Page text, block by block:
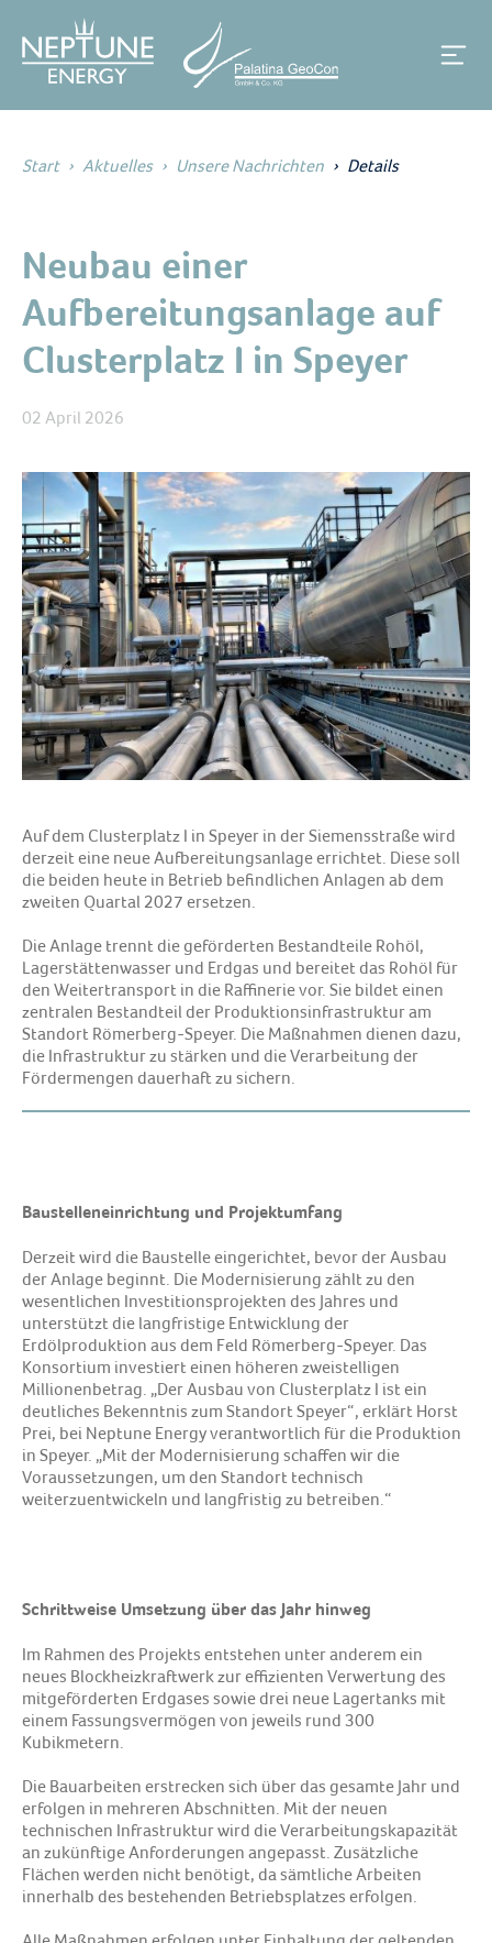
Start Aktuelles Unsere Nachrichten Details
Neubau einer
Aufbereitungsanlage auf
Clusterplatz I in Speyer
02 April 2026
Auf dem Clusterplatz I in Speyer in der Siemensstraße wird
derzeit eine neue Aufbereitungsanlage errichtet. Diese soll
die beiden heute in Betrieb befindlichen Anlagen ab dem
zweiten Quartal 2027 ersetzen.
Die Anlage trennt die geförderten Bestandteile Rohöl,
Lagerstättenwasser und Erdgas und bereitet das Rohöl für
den Weitertransport in die Raffinerie vor. Sie bildet einen
zentralen Bestandteil der Produktionsinfrastruktur am
Standort Römerberg-Speyer. Die Maßnahmen dienen dazu,
die Infrastruktur zu stärken und die Verarbeitung der
Fördermengen dauerhaft zu sichern.
Baustelleneinrichtung und Projektumfang
Derzeit wird die Baustelle eingerichtet, bevor der Ausbau
der Anlage beginnt. Die Modernisierung zählt zu den
wesentlichen Investitionsprojekten des Jahres und
unterstützt die langfristige Entwicklung der
Erdölproduktion aus dem Feld Römerberg-Speyer. Das
Konsortium investiert einen höheren zweistelligen
Millionenbetrag. „Der Ausbau von Clusterplatz I ist ein
deutliches Bekenntnis zum Standort Speyer“, erklärt Horst
Prei, bei Neptune Energy verantwortlich für die Produktion
in Speyer. „Mit der Modernisierung schaffen wir die
Voraussetzungen, um den Standort technisch
weiterzuentwickeln und langfristig zu betreiben.“
Schrittweise Umsetzung über das Jahr hinweg
Im Rahmen des Projekts entstehen unter anderem ein
neues Blockheizkraftwerk zur effizienten Verwertung des
mitgeförderten Erdgases sowie drei neue Lagertanks mit
einem Fassungsvermögen von jeweils rund 300
Kubikmetern.
Die Bauarbeiten erstrecken sich über das gesamte Jahr und
erfolgen in mehreren Abschnitten. Mit der neuen
technischen Infrastruktur wird die Verarbeitungskapazität
an zukünftige Anforderungen angepasst. Zusätzliche
Flächen werden nicht benötigt, da sämtliche Arbeiten
innerhalb des bestehenden Betriebsplatzes erfolgen.